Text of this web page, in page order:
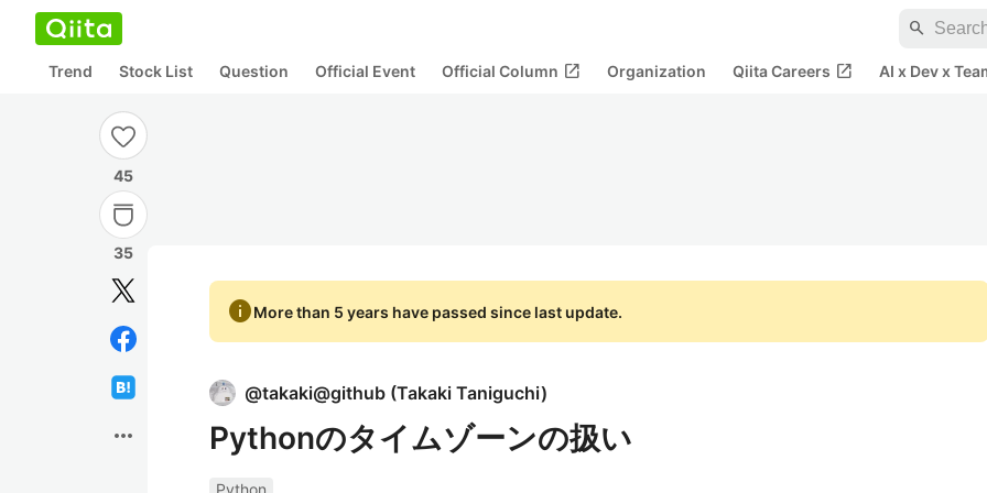
search
Trend Stock List Question Official Event Official Column open_in_new Organization Qiita Careers open_in_new AI x Dev x
45
35
more_horiz
infoMore than 5 years have passed since last update.
@takaki@github (Takaki Taniguchi)
Pythonのタイムゾーンの扱い
Python